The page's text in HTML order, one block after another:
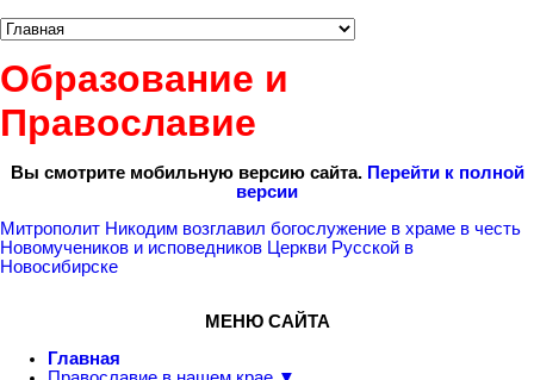
Образование и
Православие
Вы смотрите мобильную версию сайта. Перейти к полной
версии
Митрополит Никодим возглавил богослужение в храме в честь
Новомучеников и исповедников Церкви Русской в
Новосибирске
МЕНЮ САЙТА
Главная